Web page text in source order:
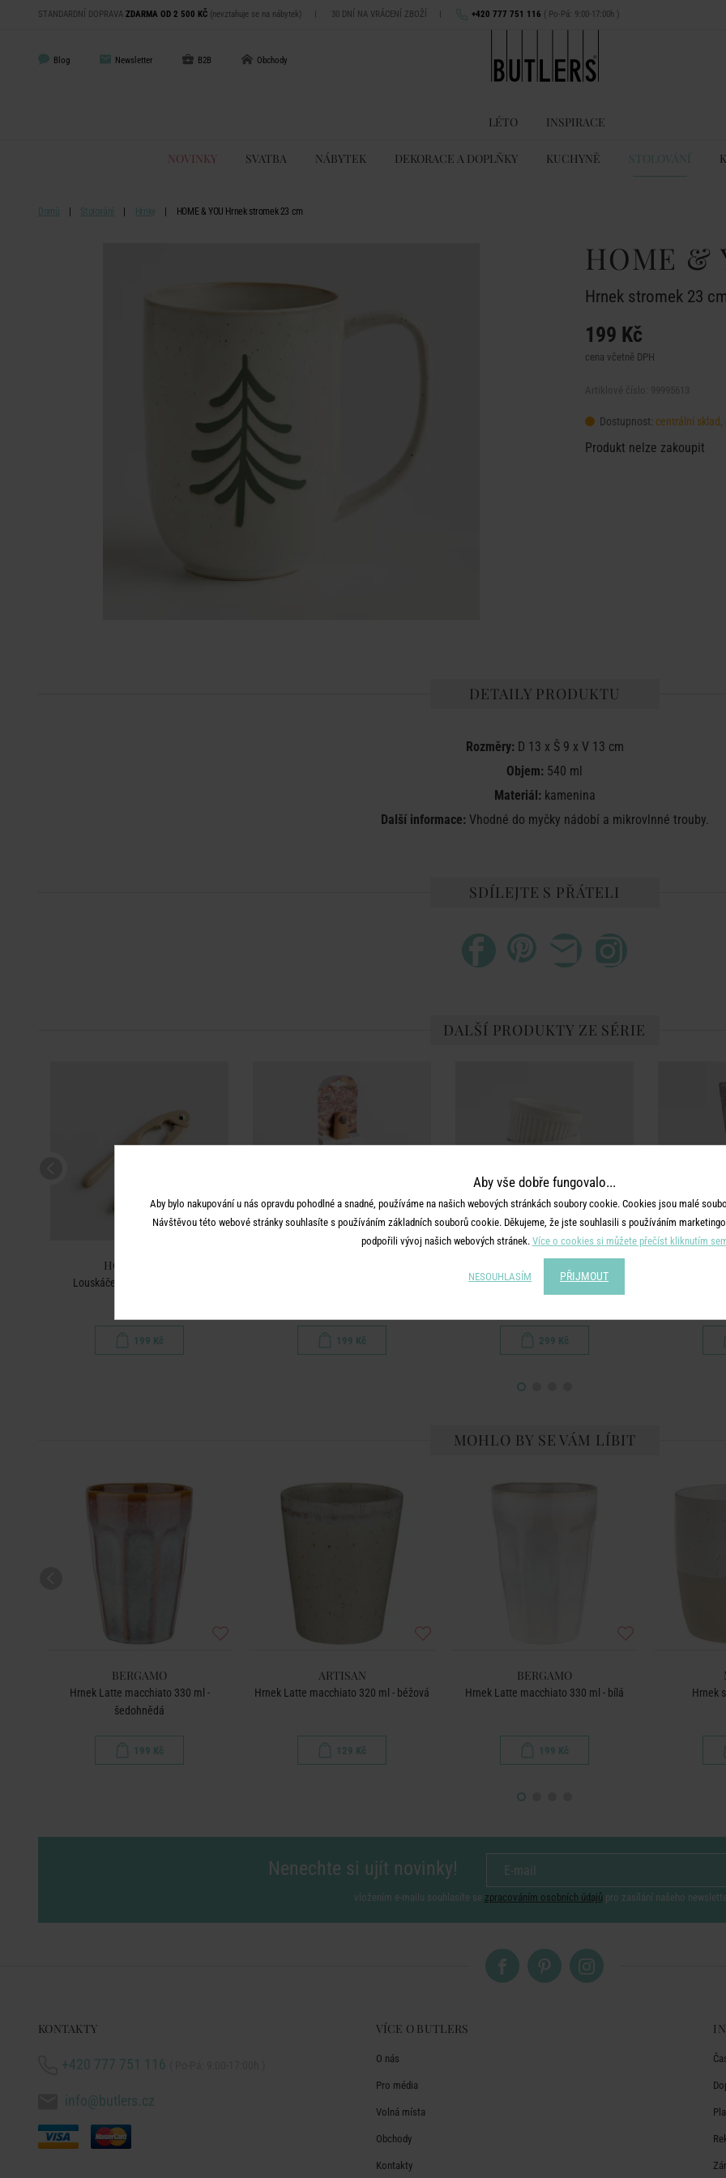
STANDARDNÍ DOPRAVA ZDARMA OD 2 500 KČ (nevztahuje se na nábytek) | 30 DNÍ NA VRÁCENÍ ZBOŽÍ | +420 777 751 116 ( Po-Pá: 9:00-17:00h )
Blog Newsletter B2B Obchody
LÉTO INSPIRACE
NOVINKY SVATBA NÁBYTEK DEKORACE A DOPLŇKY KUCHYNĚ STOLOVÁNÍ
Domů Stolování Hrnky HOME & YOU Hrnek stromek 23 cm
HOME &
Hrnek stromek 23 cm
199 Kč
cena včetně DPH
Dostupnost: centrální
Produkt nelze zakoupit
DETAILY PRODUKTU
Rozměry: D 13 x Š 9 x V 13 cm
Objem: 540 ml
Materiál:kamenina
Další informace:Vhodné do myčky nádobí a mikrovlnné trouby.
SDÍLEJTE S PŘÁTELI
DALŠÍ PRODUKTY ZE SÉRIE
HOME & YOU
Louskáček na ořechy - béžová
199 Kč 199 Kč
Sada zapékacích misek 10 cm 3 ks - bílá
299 Kč
MOHLO BY SE VÁM LÍBIT
BERGAMO
Hrnek Latte macchiato 330 ml -
šedohnědá
199 Kč
ARTISAN
Hrnek Latte macchiato 320 ml - béžová
129 Kč
BERGAMO
Hrnek Latte macchiato 330 ml - bílá
199 Kč
Hrnek
Nenechte si ujít novinky!
vložením e-mailu souhlasíte se zpracováním osobních údajů pro zasílání našeho
KONTAKTY
+420 777 751 116
info@butlers.cz
VÍCE O BUTLERS
O nás
Pro média
Volná místa
Obchody
Kontakty
Aby vše dobře fungovalo...
Aby bylo nakupování u nás opravdu pohodlné a snadné, používáme na našich webových stránkách soubory cookie. Cookies jsou malé
Návštěvou této webové stránky souhlasíte s používáním základních souborů cookie. Děkujeme, že jste souhlasili s používáním
podpořili vývoj našich webových stránek. Více o cookies si můžete přečíst kliknutím
NESOUHLASÍM PŘIJMOUT